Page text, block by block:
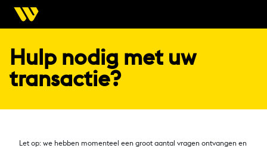
Hulp nodig met uw
transactie?
Let op: we hebben momenteel een groot aantal vragen ontvangen en